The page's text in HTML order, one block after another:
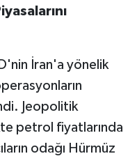
İran'a yönelik
Jeopolitik
petrol fiyatlarında
odağı Hürmüz